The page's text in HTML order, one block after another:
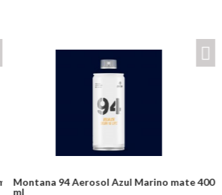
Montana 94 Aerosol Azul Marino mate 400
ml